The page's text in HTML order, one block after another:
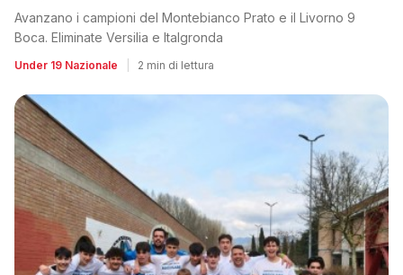
Avanzano i campioni del Montebianco Prato e il Livorno 9
Boca. Eliminate Versilia e Italgronda
Under 19 Nazionale 2 min di lettura